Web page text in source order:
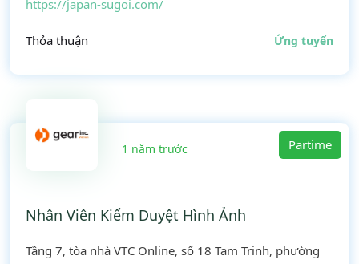
https://japan-sugoi.com/
Thỏa thuận Ứng tuyển
1 năm trước Partime
Nhân Viên Kiểm Duyệt Hình Ảnh
Tầng 7, tòa nhà VTC Online, số 18 Tam Trinh, phường